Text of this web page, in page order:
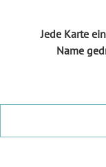
Jede Karte
Name